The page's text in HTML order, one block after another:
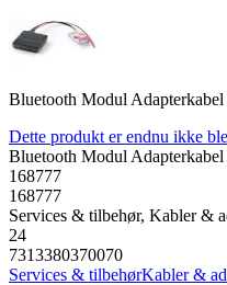
Bluetooth Modul
Dette produkt er endnu ikke
Bluetooth Modul
168777
168777
Services & tilbehør, Kabler &
24
7313380370070
Services & tilbehørKabler &